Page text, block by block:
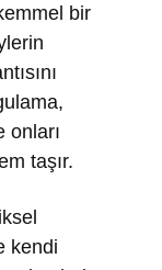
bir
onları
taşır.
kendi